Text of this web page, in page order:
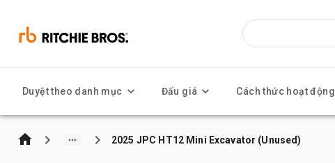
Duyệt theo danh mục Đấu giá Cách thức hoạt động
2025 JPC HT12 Mini Excavator (Unused)